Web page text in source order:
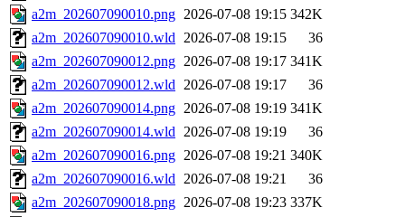
a2m_202607090010.png 2026-07-08 19:15 342K
a2m_202607090010.wld 2026-07-08 19:15
36
a2m_202607090012.png 2026-07-08 19:17 341K
a2m_202607090012.wld 2026-07-08 19:17
36
a2m_202607090014.png 2026-07-08 19:19 341K
a2m_202607090014.wld 2026-07-08 19:19
36
a2m_202607090016.png 2026-07-08 19:21 340K
a2m_202607090016.wld 2026-07-08 19:21
36
a2m_202607090018.png 2026-07-08 19:23 337K